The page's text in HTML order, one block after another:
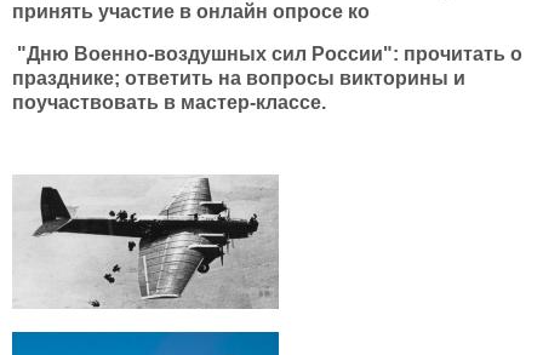
принять участие в онлайн опросе ко
"Дню Военно-воздушных сил России": прочитать о
празднике; ответить на вопросы викторины и
поучаствовать в мастер-классе.